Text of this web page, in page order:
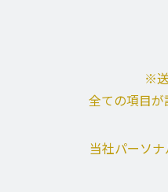
※
全ての項目が
当社パーソ